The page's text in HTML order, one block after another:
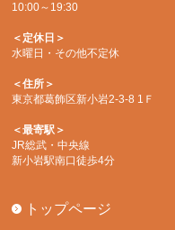
10:00～19:30
＜定休日＞
水曜日・その他不定休
＜住所＞
東京都葛飾区新小岩2-3-8 1Ｆ
＜最寄駅＞
JR総武・中央線
新小岩駅南口徒歩4分
トップページ